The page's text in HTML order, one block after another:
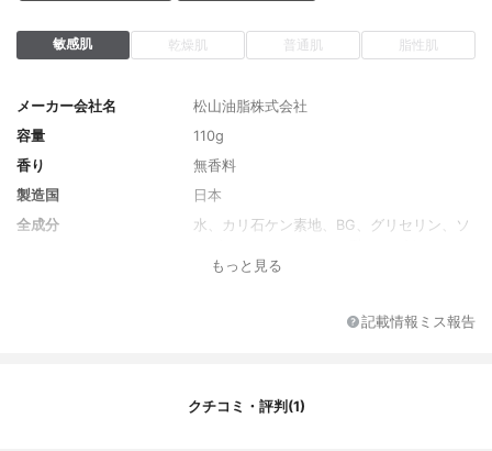
敏感肌 乾燥肌 普通肌 脂性肌
メーカー会社名
松山油脂株式会社
容量
110g
香り
無香料
製造国
日本
全成分
水、カリ石ケン素地、BG、グリセリン、ソ
リスチン酸、ラウリン酸、ステアリン酸、
コメヌカエキス、ラウロイルグルタミン酸
もっと見る
記載情報ミス報告
クチコミ・評判(1)